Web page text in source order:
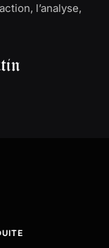
l’analyse,